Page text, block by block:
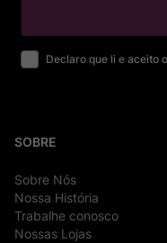
Declaro que li e aceito
SOBRE
Sobre Nós
Nossa História
Trabalhe conosco
Nossas Lojas